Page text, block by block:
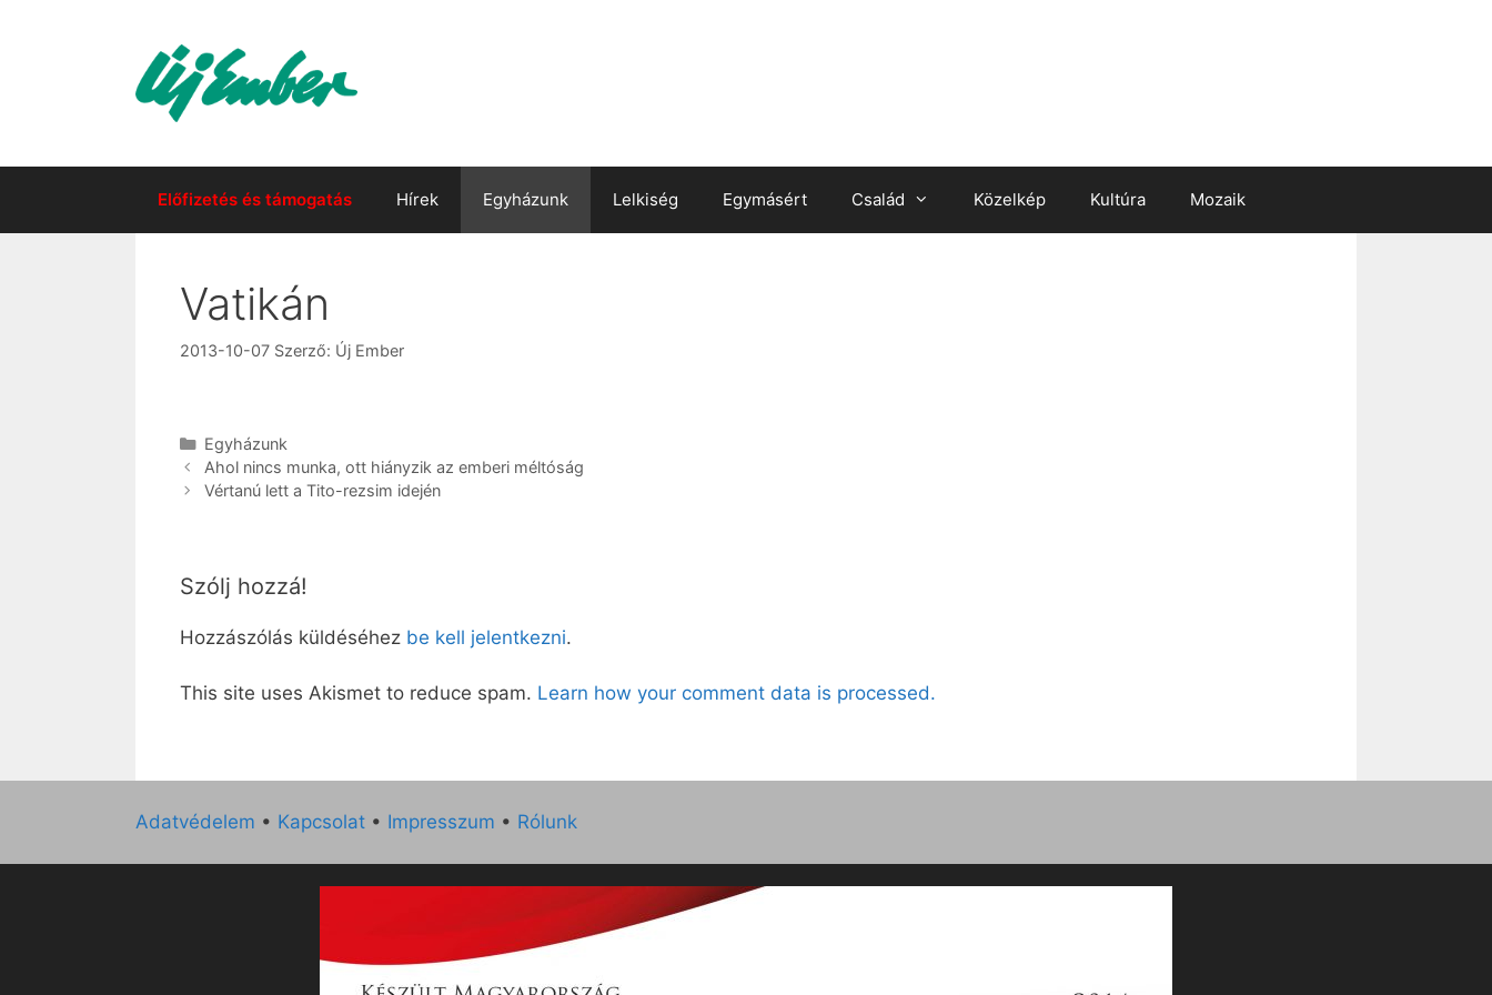
Előfizetés és támogatás Hírek Egyházunk Lelkiség Egymásért Család Közelkép Kultúra Mozaik
Vatikán
2013-10-07 Szerző: Új Ember
Kategória
Egyházunk
Ahol nincs munka, ott hiányzik az emberi méltóság
Vértanú lett a Tito-rezsim idején
Szólj hozzá!
Hozzászólás küldéséhez be kell jelentkezni.
This site uses Akismet to reduce spam. Learn how your comment data is processed.
Adatvédelem • Kapcsolat • Impresszum • Rólunk